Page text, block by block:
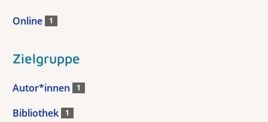
Online 1
Zielgruppe
Autor*innen 1
Bibliothek 1